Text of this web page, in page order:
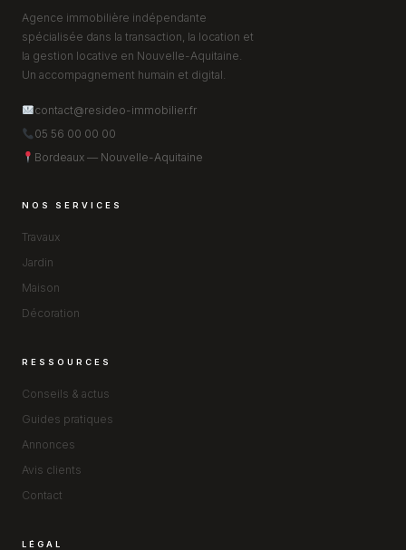
Agence immobilière indépendante
spécialisée dans la transaction, la location et
la gestion locative en Nouvelle-Aquitaine.
Un accompagnement humain et digital.
contact@resideo-immobilier.fr
05 56 00 00 00
Bordeaux — Nouvelle-Aquitaine
NOS SERVICES
Travaux
Jardin
Maison
Décoration
RESSOURCES
Conseils & actus
Guides pratiques
Annonces
Avis clients
Contact
LÉGAL